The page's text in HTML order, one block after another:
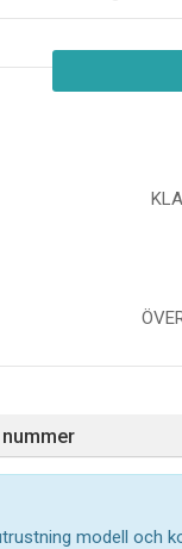
modell och